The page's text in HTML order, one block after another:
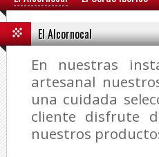
El Alcornocal
En nuestras
artesanal
una cuidada
cliente disfrute
nuestros